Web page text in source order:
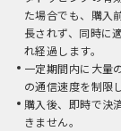
た場合でも、購入
長されず、同時に
れ経過します。
一定期間内に大量
の通信速度を制限
購入後、即時で決
きません。